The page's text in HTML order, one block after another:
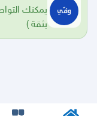
يمكنك
بثقة )